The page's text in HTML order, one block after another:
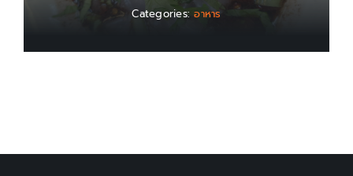
Categories:อาหาร